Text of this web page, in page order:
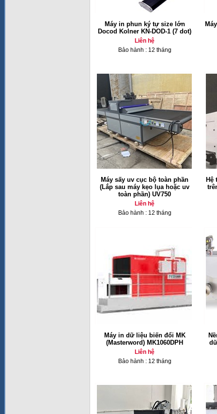
Máy in phun ký tự size lớn
Docod Kolner KN-DOD-1 (7 dot)
Liên hệ
Bảo hành : 12 tháng
Máy sấy uv cục bộ toàn phần
(Lắp sau máy kẹo lụa hoặc uv
toàn phần) UV750
Liên hệ
Bảo hành : 12 tháng
Hệ
Máy in dữ liệu biến đổi MK
(Masterword) MK1060DPH
Liên hệ
Bảo hành : 12 tháng